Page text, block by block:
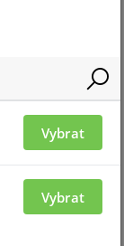
Vybrat
Vybrat